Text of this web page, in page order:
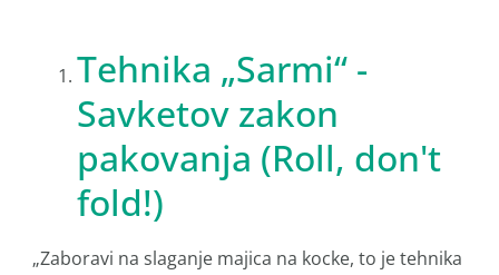
Tehnika „Sarmi“ -
Savketov zakon
pakovanja (Roll, don't
fold!)
„Zaboravi na slaganje majica na kocke, to je tehnika